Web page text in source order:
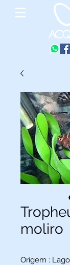
moliro
Origem :